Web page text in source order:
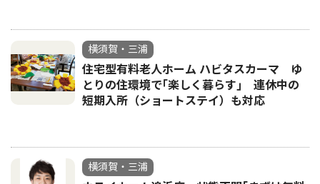
横須賀・三浦
住宅型有料老人ホーム ハビタスカーマ ゆ
とりの住環境で｢楽しく暮らす｣ 連休中の
短期入所（ショートステイ）も対応
横須賀・三浦